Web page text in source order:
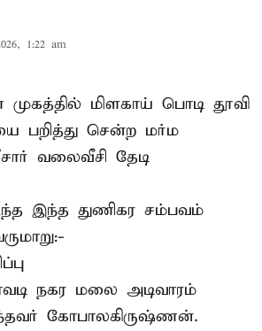
1:22 am
மிளகாய் பொடி தூவி
பறித்து சென்ற மர்ம
வலைவீசி தேடி
இந்த துணிகர சம்பவம்
நகர மலை அடிவாரம்
கோபாலகிருஷ்ணன்.